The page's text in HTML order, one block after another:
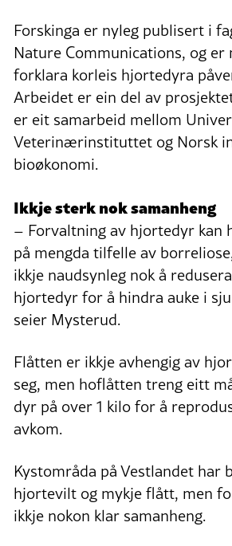
Forskinga er nyleg publisert i
Nature Communications, og er
forklara korleis hjortedyra
Arbeidet er ein del av
er eit samarbeid mellom
Veterinærinstituttet og Norsk
bioøkonomi.
Ikkje sterk nok samanheng
– Forvaltning av hjortedyr kan
på mengda tilfelle av
ikkje naudsynleg nok å
hjortedyr for å hindra auke i
seier Mysterud.
Flåtten er ikkje avhengig av
seg, men hoflåtten treng eitt
dyr på over 1 kilo for å
avkom.
Kystområda på Vestlandet har
hjortevilt og mykje flått, men
ikkje nokon klar samanheng.